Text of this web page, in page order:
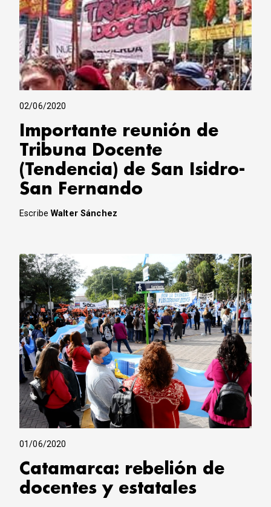
02/06/2020
Importante reunión de
Tribuna Docente
(Tendencia) de San Isidro-
San Fernando
EscribeWalter Sánchez
01/06/2020
Catamarca: rebelión de
docentes y estatales